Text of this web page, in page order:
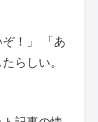
！」 「あ
らしい。